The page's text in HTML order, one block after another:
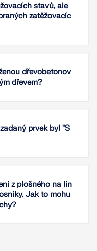
stavů, ale
zatěžovacíc
dřevobetonov
dřevem?
prvek byl "S
z plošného na lin
Jak to mohu